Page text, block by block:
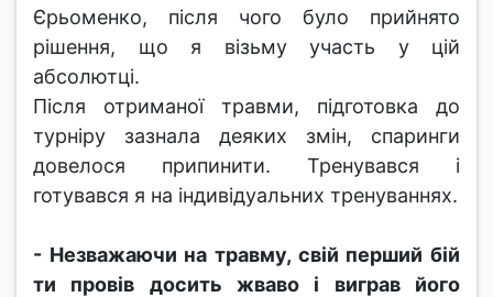
Єрьоменко, після чого було прийнято
рішення, що я візьму участь у цій
абсолютці.
Після отриманої травми, підготовка до
турніру зазнала деяких змін, спаринги
довелося припинити. Тренувався і
готувався я на індивідуальних тренуваннях.
- Незважаючи на травму, свій перший бій
ти провів досить жваво і виграв його